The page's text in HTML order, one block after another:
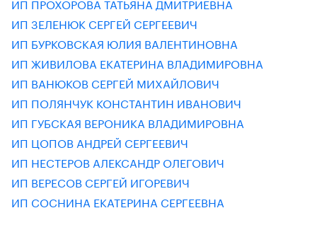
ИП ЗЕЛЕНЮК СЕРГЕЙ СЕРГЕЕВИЧ
ИП БУРКОВСКАЯ ЮЛИЯ ВАЛЕНТИНОВНА
ИП ЖИВИЛОВА ЕКАТЕРИНА ВЛАДИМИРОВНА
ИП ВАНЮКОВ СЕРГЕЙ МИХАЙЛОВИЧ
ИП ПОЛЯНЧУК КОНСТАНТИН ИВАНОВИЧ
ИП ГУБСКАЯ ВЕРОНИКА ВЛАДИМИРОВНА
ИП ЦОПОВ АНДРЕЙ СЕРГЕЕВИЧ
ИП НЕСТЕРОВ АЛЕКСАНДР ОЛЕГОВИЧ
ИП ВЕРЕСОВ СЕРГЕЙ ИГОРЕВИЧ
ИП СОСНИНА ЕКАТЕРИНА СЕРГЕЕВНА